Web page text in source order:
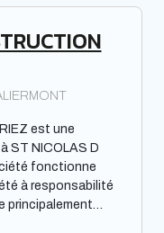
est une
ST NICOLAS D
fonctionne
à responsabilité
principalement